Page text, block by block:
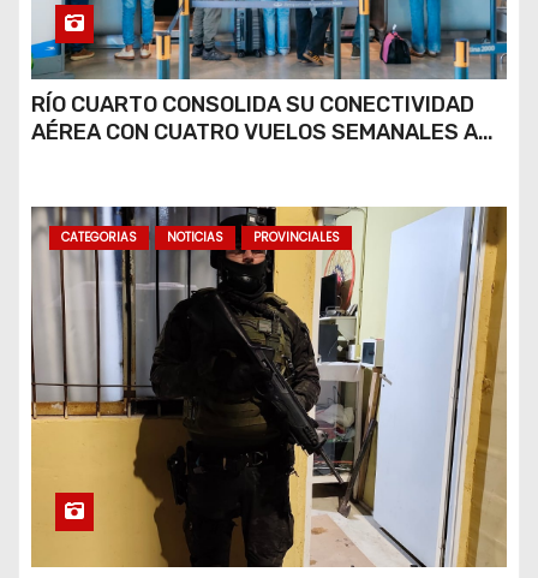
RÍO CUARTO CONSOLIDA SU CONECTIVIDAD
AÉREA CON CUATRO VUELOS SEMANALES A
CATEGORIAS NOTICIAS PROVINCIALES